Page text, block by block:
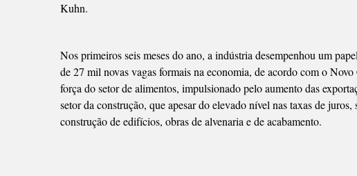
Kuhn.
Nos primeiros seis meses do ano, a indústria desempenhou um
de 27 mil novas vagas formais na economia, de acordo com o
força do setor de alimentos, impulsionado pelo aumento das
setor da construção, que apesar do elevado nível nas taxas de
construção de edifícios, obras de alvenaria e de acabamento.